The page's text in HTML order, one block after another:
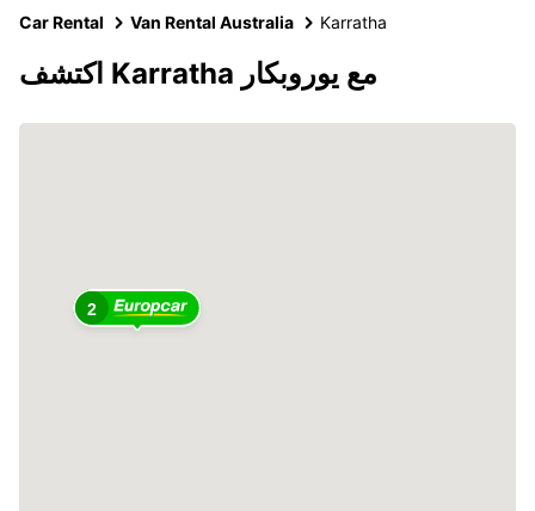
Car Rental Van Rental Australia Karratha
اكتشف Karratha مع يوروبكار
2